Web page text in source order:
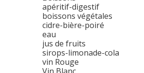
apéritif-digestif
boissons végétales
cidre-bière-poiré
eau
jus de fruits
sirops-limonade-cola
vin Rouge